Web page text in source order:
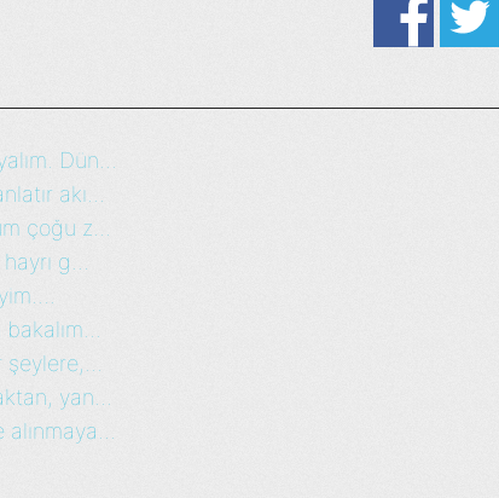
Dün...
akı...
çoğu z...
g...
yan...